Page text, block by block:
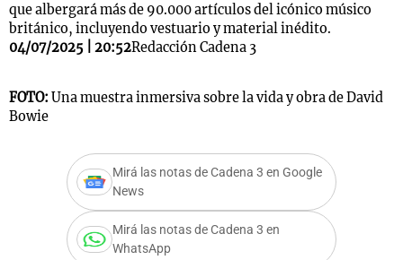
que albergará más de 90.000 artículos del icónico músico
británico, incluyendo vestuario y material inédito.
04/07/2025 | 20:52Redacción Cadena 3
FOTO: Una muestra inmersiva sobre la vida y obra de David
Bowie
Mirá las notas de Cadena 3 en Google
News
Mirá las notas de Cadena 3 en
WhatsApp